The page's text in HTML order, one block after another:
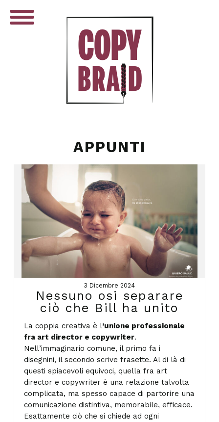
APPUNTI
3 Dicembre 2024
Nessuno osi separare
ciò che Bill ha unito
La coppia creativa è l’unione professionale
fra art director e copywriter.
Nell’immaginario comune, il primo fa i
disegnini, il secondo scrive frasette. Al di là di
questi spiacevoli equivoci, quella fra art
director e copywriter è una relazione talvolta
complicata, ma spesso capace di partorire una
comunicazione distintiva, memorabile, efficace.
Esattamente ciò che si chiede ad ogni